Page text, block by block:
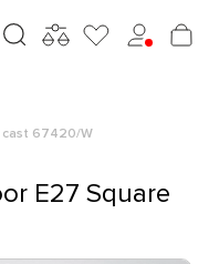
cast 67420/W
E27 Square